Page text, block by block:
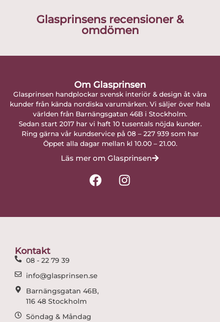
Glasprinsens recensioner &
omdömen
Om Glasprinsen
Glasprinsen handplockar svensk interiör & design åt våra
kunder från kända nordiska varumärken. Vi säljer över hela
världen från Barnängsgatan 46B i Stockholm.
Sedan start 2017 har vi haft 10 tusentals nöjda kunder.
Ring gärna vår kundservice på 08 – 227 939 som har
Öppet alla dagar mellan kl 10.00 – 21.00.
Läs mer om Glasprinsen
F
a
I
n
Kontakt
08 - 22 79 39
info@glasprinsen.se
Barnängsgatan 46B,
116 48 Stockholm
Söndag & Måndag